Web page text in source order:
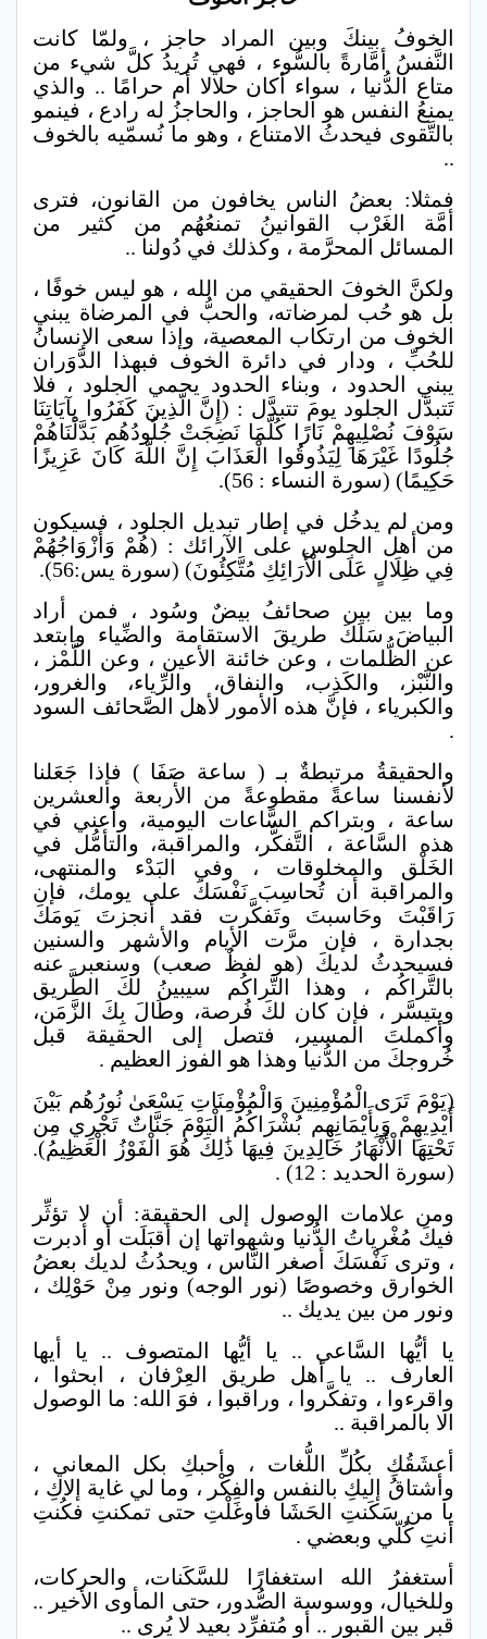
الخوفُ بينكَ وبين المراد حاجز ، ولمّا كانت
النَّفسُ أمَّارةً بالسُّوء ، فهي تُريدُ كلَّ شيء من
متاع الدُّنيا ، سواء أكان حلالا أم حرامًا .. والذي
يمنعُ النفس هو الحاجز ، والحاجزُ له رادع ، فينمو
بالتَّقوى فيحدثُ الامتناع ، وهو ما نُسمّيه بالخوف
..
فمثلا: بعضُ الناس يخافون من القانون، فترى
أمَّة الغَرْب القوانينُ تمنعُهُم من كثير من
المسائل المحرَّمة ، وكذلك في دُولنا ..
ولكنَّ الخوفَ الحقيقي من الله ، هو ليس خوفًا ،
بل هو حُب لمرضاته، والحبُّ في المرضاة يبني
الخوف من ارتكاب المعصية، وإذا سعى الإنسانُ
للحُبِّ ، ودار في دائرة الخوف فبهذا الدَّوَران
يبني الحدود ، وبناء الحدود يحمي الجلود ، فلا
تَتبدَّل الجلود يومَ تتبدَّل : (إِنَّ الَّذِينَ كَفَرُوا بِآيَاتِنَا
سَوْفَ نُصْلِيهِمْ نَارًا كُلَّمَا نَضِجَتْ جُلُودُهُم بَدَّلْنَاهُمْ
جُلُودًا غَيْرَهَا لِيَذُوقُوا الْعَذَابَ إِنَّ اللَّهَ كَانَ عَزِيزًا
حَكِيمًا) (سورة النساء : 56).
ومن لم يدخُل في إطار تبديل الجلود ، فسيكون
من أهل الجلوس على الآرائك : (هُمْ وَأَزْوَاجُهُمْ
فِي ظِلَالٍ عَلَى الْأَرَائِكِ مُتَّكِئُونَ) (سورة يس:56).
وما بين بين صحائفُ بيضٌ وسُود ، فمن أراد
البياضَ سَلَكَ طريقَ الاستقامة والضِّياء وابتعد
عن الظُّلمات ، وعن خائنة الأعين ، وعن اللَّمْز ،
والنَّبْز، والكَذِب، والنفاق، والرِّياء، والغرور،
والكبرياء ، فإنَّ هذه الأمور لأهل الصَّحائف السود
.
والحقيقةُ مرتبطةٌ بـ ( ساعة صَفَا ) فإذا جَعَلنا
لأنفسنا ساعةً مقطوعةً من الأربعة والعشرين
ساعة ، وبتراكم السَّاعات اليومية، وأعني في
هذه السَّاعة ، التَّفكُّر، والمراقبة، والتأمُّل في
الخَلْق والمخلوقات ، وفي البَدْء والمنتهى،
والمراقبة أن تُحاسِبَ نَفْسَكَ على يومك، فإن
رَاقَبْتَ وحَاسبتَ وتَفكَّرت فقد أنجزتَ يَومَكَ
بجدارة ، فإن مرَّت الأيام والأشهر والسنين
فسيحدثُ لديكَ (هو لفظٌ صعب) وسنعبر عنه
بالتَّراكُم ، وهذا التَّراكُم سيبينُ لكَ الطَّريق
ويتيسَّر ، فإن كان لكَ فُرصة، وطَالَ بِكَ الزَّمَن،
وأكملتَ المسير، فتصل إلى الحقيقة قبل
خُروجكَ من الدُّنيا وهذا هو الفوز العظيم .
(يَوْمَ تَرَى الْمُؤْمِنِينَ وَالْمُؤْمِنَاتِ يَسْعَىٰ نُورُهُم بَيْنَ
أَيْدِيهِمْ وَبِأَيْمَانِهِم بُشْرَاكُمُ الْيَوْمَ جَنَّاتٌ تَجْرِي مِن
تَحْتِهَا الْأَنْهَارُ خَالِدِينَ فِيهَا ذَٰلِكَ هُوَ الْفَوْزُ الْعَظِيمُ).
(سورة الحديد : 12) .
ومن علامات الوصول إلى الحقيقة: أن لا تؤثِّر
فيكَ مُغْرياتُ الدُّنيا وشهواتها إن أقبَلَت أو أدبرت
، وترى نَفْسَكَ أصغر النَّاس ، ويحدُثُ لديك بعضُ
الخوارق وخصوصًا (نور الوجه) ونور مِنْ حَوْلِك ،
ونور من بين يديك ..
يا أيُّها السَّاعي .. يا أيُّها المتصوف .. يا أيها
العارف .. يا أهل طريق العِرْفان ، ابحثوا ،
واقرءوا ، وتفكَّروا ، وراقبوا ، فوَ الله: ما الوصول
الا بالمراقبة ..
أعشَقُكِ بكُلِّ اللُّغات ، وأحبكِ بكل المعاني ،
وأشتاقُ إليكِ بالنفس والفِكْر ، وما لي غاية إلاكِ ،
يا من سَكَنتِ الحَشَا فأوغَلْتِ حتى تمكنتِ فكُنتِ
أنتِ كُلّي وبعضي .
أستغفرُ الله استغفارًا للسَّكَنات، والحركات،
وللخيال، ووسوسة الصُّدور، حتى المأوى الأخير ..
قبر بين القبور .. أو مُتفرِّد بعيد لا يُرى ..